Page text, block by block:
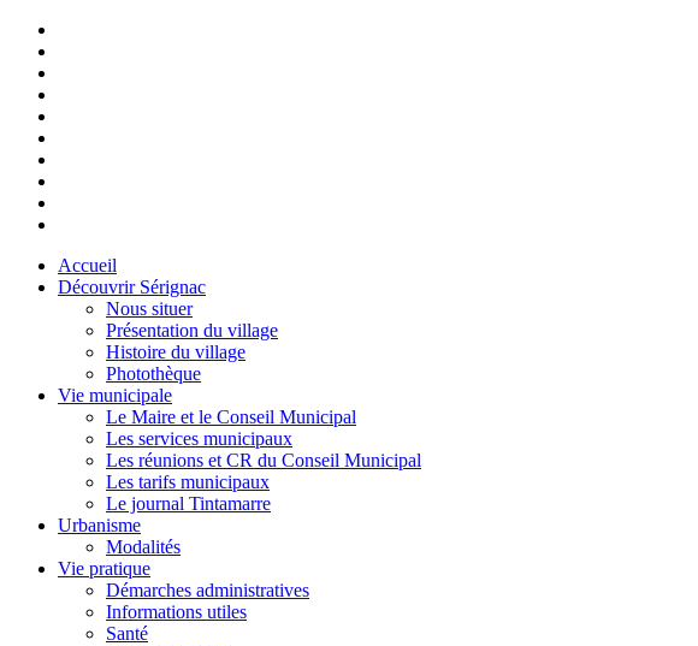
Accueil
Découvrir Sérignac
Nous situer
Présentation du village
Histoire du village
Photothèque
Vie municipale
Le Maire et le Conseil Municipal
Les services municipaux
Les réunions et CR du Conseil Municipal
Les tarifs municipaux
Le journal Tintamarre
Urbanisme
Modalités
Vie pratique
Démarches administratives
Informations utiles
Santé